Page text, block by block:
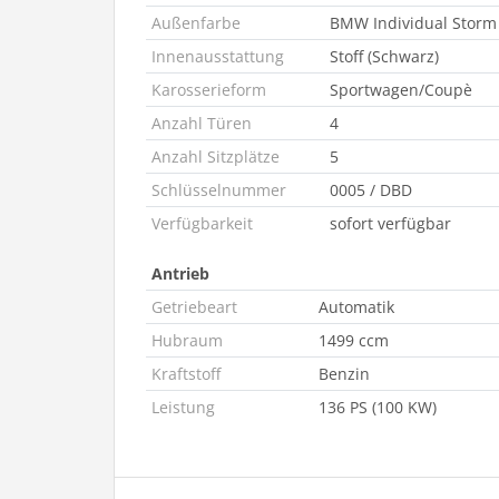
Außenfarbe
BMW Individual Storm
Innenausstattung
Stoff (Schwarz)
Karosserieform
Sportwagen/Coupè
Anzahl Türen
4
Anzahl Sitzplätze
5
Schlüsselnummer
0005 / DBD
Verfügbarkeit
sofort verfügbar
Antrieb
Getriebeart
Automatik
Hubraum
1499 ccm
Kraftstoff
Benzin
Leistung
136 PS (100 KW)